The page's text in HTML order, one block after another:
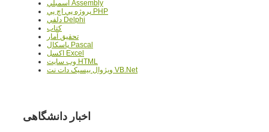
اسمبلي Assembly
پروژه پي اچ پي PHP
دلفي Delphi
کتاب
تحقيق آمار
پاسکال Pascal
اکسل Excel
وب سايت HTML
ويژوال بيسيک دات نت VB.Net
اخبار دانشگاهی